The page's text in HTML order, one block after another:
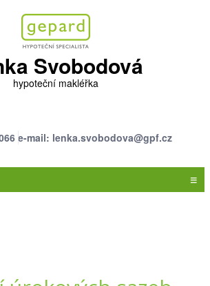
Svobodová
hypoteční makléřka
e-mail: lenka.svobodova@gpf.cz
≡